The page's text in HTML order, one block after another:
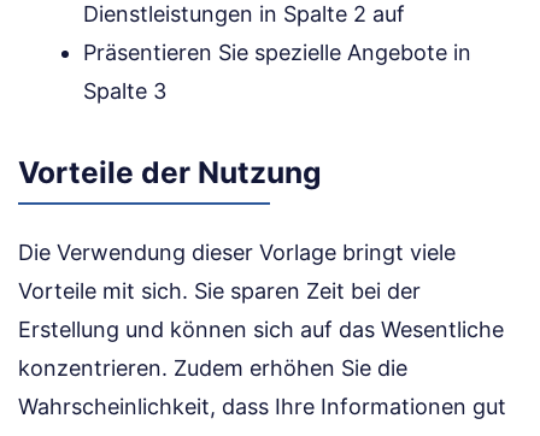
Dienstleistungen in Spalte 2 auf
Präsentieren Sie spezielle Angebote in
Spalte 3
Vorteile der Nutzung
Die Verwendung dieser Vorlage bringt viele
Vorteile mit sich. Sie sparen Zeit bei der
Erstellung und können sich auf das Wesentliche
konzentrieren. Zudem erhöhen Sie die
Wahrscheinlichkeit, dass Ihre Informationen gut